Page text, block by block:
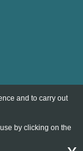
and to carry out
by clicking on the